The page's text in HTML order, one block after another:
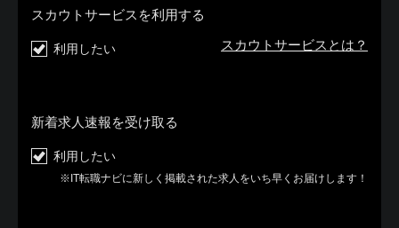
スカウトサービスを利用する
利用したい スカウトサービスとは？
新着求人速報を受け取る
利用したい
※IT転職ナビに新しく掲載された求人をいち早くお届けします！